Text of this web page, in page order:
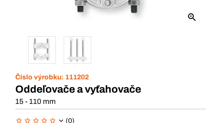
Číslo výrobku: 111202
Oddeľovače a vyťahovače
15 - 110 mm
(0)